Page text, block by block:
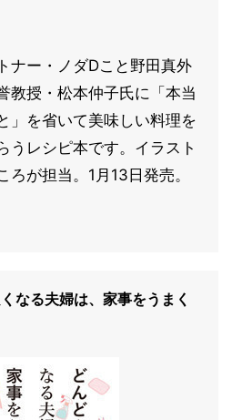
ナー・ノダDこと野田真外
教授・松本仲子氏に「本当
」を省いて美味しい料理を
うレシピ本です。イラスト
ろが担当。1月13日発売。
なる夫婦は、家事をうまく